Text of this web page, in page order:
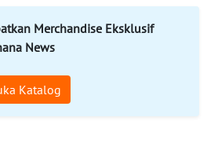
Merchandise Eksklusif
News
Katalog